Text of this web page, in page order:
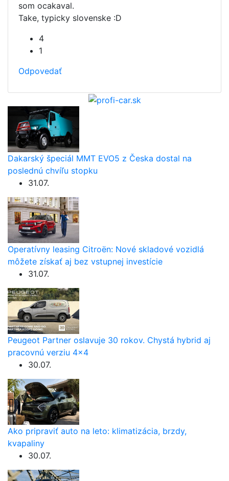
som ocakaval.
Take, typicky slovenske :D
4
1
Odpovedať
Dakarský špeciál MMT EVO5 z Česka dostal na
poslednú chvíľu stopku
31.07.
Operatívny leasing Citroën: Nové skladové vozidlá
môžete získať aj bez vstupnej investície
31.07.
Peugeot Partner oslavuje 30 rokov. Chystá hybrid aj
pracovnú verziu 4×4
30.07.
Ako pripraviť auto na leto: klimatizácia, brzdy,
kvapaliny
30.07.